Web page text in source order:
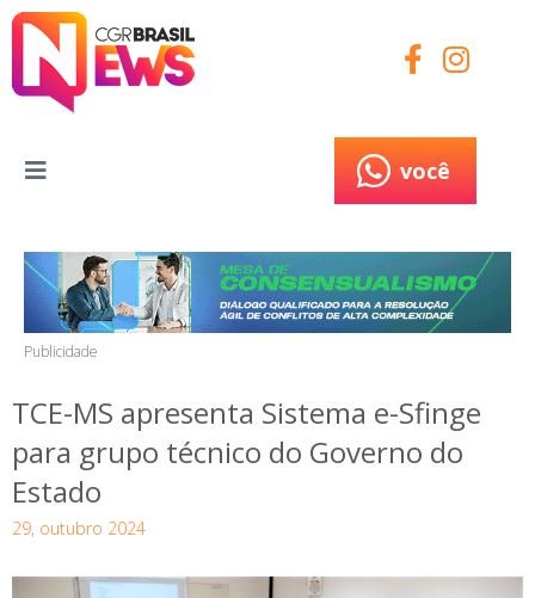
você
Publicidade
TCE-MS apresenta Sistema e-Sfinge
para grupo técnico do Governo do
Estado
29, outubro 2024